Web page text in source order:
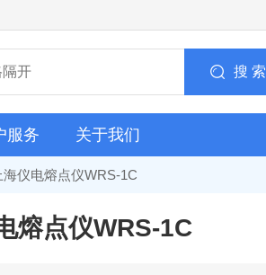
搜 索
服务 关于我们
海仪电熔点仪WRS-1C
熔点仪WRS-1C